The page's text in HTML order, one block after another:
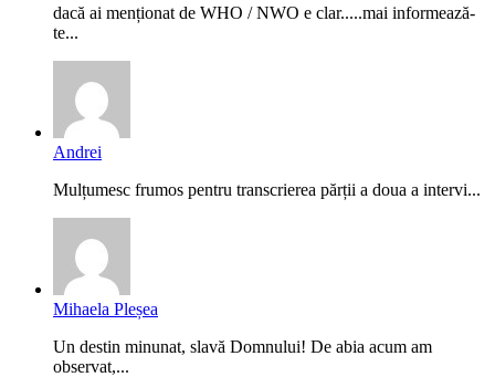
dacă ai menționat de WHO / NWO e clar.....mai informează-
te...
Andrei
Mulțumesc frumos pentru transcrierea părții a doua a intervi...
Mihaela Pleșea
Un destin minunat, slavă Domnului! De abia acum am
observat,...